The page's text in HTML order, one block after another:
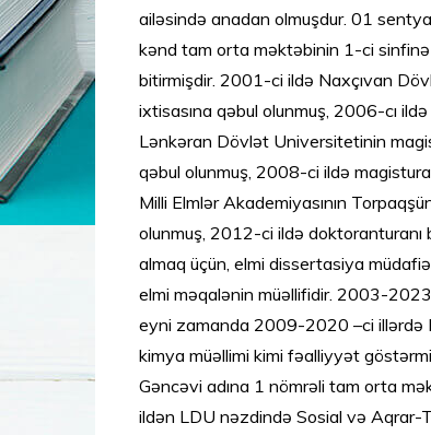
ailəsində anadan olmuşdur. 01
kənd tam orta məktəbinin 1-ci
bitirmişdir. 2001-ci ildə Naxçıvan
ixtisasına qəbul olunmuş, 2006-cı
Lənkəran Dövlət Universitetinin
qəbul olunmuş, 2008-ci ildə
Milli Elmlər Akademiyasının
olunmuş, 2012-ci ildə
almaq üçün, elmi dissertasiya
elmi məqalənin müəllifidir. 2003-
eyni zamanda 2009-2020 –ci illərdə
kimya müəllimi kimi fəalliyyət
Gəncəvi adına 1 nömrəli tam orta
ildən LDU nəzdində Sosial və Aqrar-